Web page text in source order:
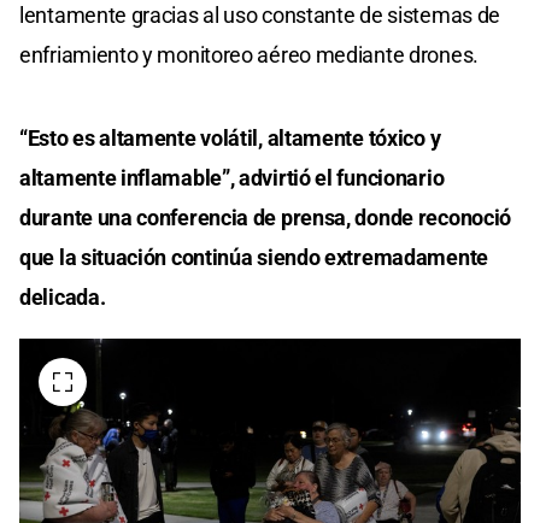
lentamente gracias al uso constante de sistemas de
enfriamiento y monitoreo aéreo mediante drones.
“Esto es altamente volátil, altamente tóxico y
altamente inflamable”, advirtió el funcionario
durante una conferencia de prensa, donde reconoció
que la situación continúa siendo extremadamente
delicada.